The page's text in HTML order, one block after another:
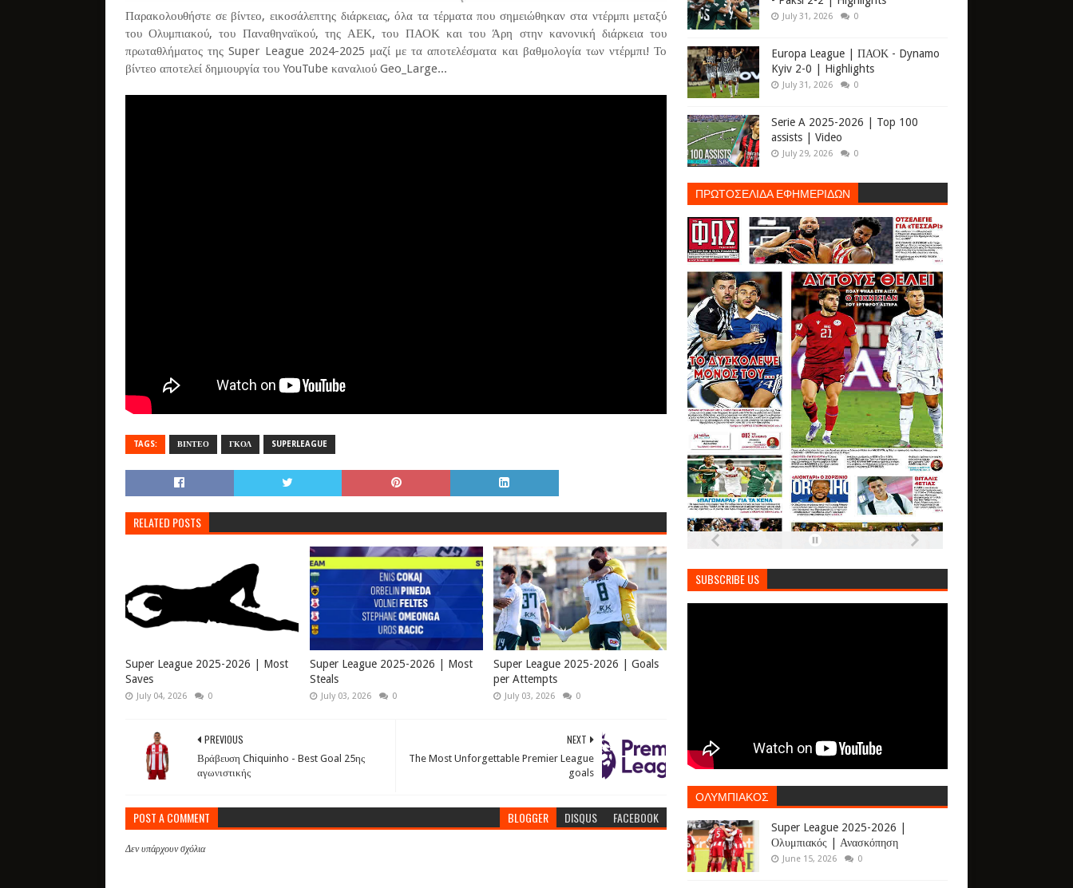
Παρακολουθήστε σε βίντεο, εικοσάλεπτης διάρκειας, όλα τα τέρματα που σημειώθηκαν στα ντέρμπι μεταξύ
του Ολυμπιακού, του Παναθηναϊκού, της ΑΕΚ, του ΠΑΟΚ και του Άρη στην κανονική διάρκεια του
πρωταθλήματος της Super League 2024-2025 μαζί με τα αποτελέσματα και βαθμολογία των ντέρμπι! Το
βίντεο αποτελεί δημιουργία του YouTube καναλιού Geo_Large...
TAGS: ΒΙΝΤΕΟ ΓΚΟΛ SUPERLEAGUE
RELATED POSTS
Super League 2025-2026 | Most
Saves
July 04, 2026 0
Super League 2025-2026 | Most
Steals
July 03, 2026 0
Super League 2025-2026 | Goals
per Attempts
July 03, 2026 0
NEXT
The Most Unforgettable Premier League
goals
PREVIOUS
Βράβευση Chiquinho - Best Goal 25ης
αγωνιστικής
POST A COMMENT BLOGGER DISQUS FACEBOOK
Δεν υπάρχουν σχόλια
July 31, 2026 0
Europa League | ΠΑΟΚ - Dynamo
Kyiv 2-0 | Highlights
July 31, 2026 0
Serie A 2025-2026 | Top 100
assists | Video
July 29, 2026 0
ΠΡΩΤΟΣΕΛΙΔΑ ΕΦΗΜΕΡΙΔΩΝ
SUBSCRIBE US
ΟΛΥΜΠΙΑΚΟΣ
Super League 2025-2026 |
Ολυμπιακός | Ανασκόπηση
June 15, 2026 0